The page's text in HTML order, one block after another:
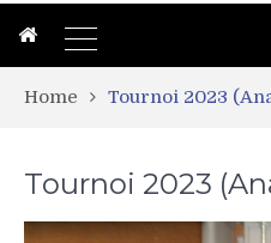
Home Tournoi 2023
Tournoi 2023